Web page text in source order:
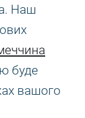
Наш
буде
вашого